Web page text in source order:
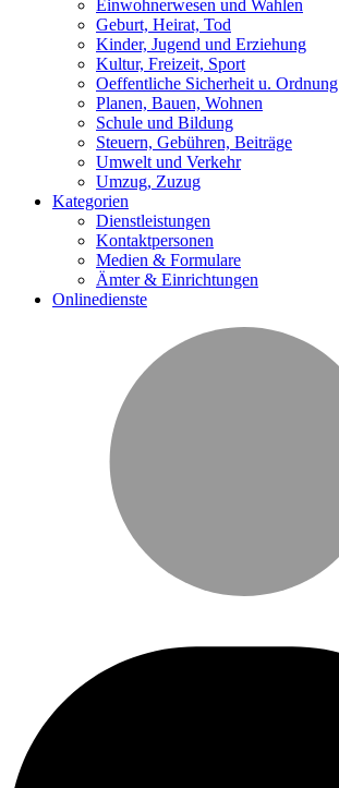
Einwohnerwesen und Wahlen
Geburt, Heirat, Tod
Kinder, Jugend und Erziehung
Kultur, Freizeit, Sport
Oeffentliche Sicherheit u. Ordnung
Planen, Bauen, Wohnen
Schule und Bildung
Steuern, Gebühren, Beiträge
Umwelt und Verkehr
Umzug, Zuzug
Kategorien
Dienstleistungen
Kontaktpersonen
Medien & Formulare
Ämter & Einrichtungen
Onlinedienste